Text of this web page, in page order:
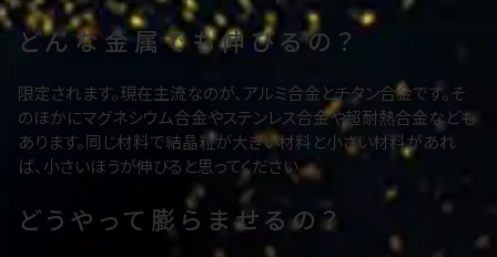
どんな金属でも伸びるの？
限定されます。現在主流なのが、アルミ合金とチタン合金です。そ
のほかにマグネシウム合金やステンレス合金や超耐熱合金なども
あります。同じ材料で結晶粒が大きい材料と小さい材料があれ
ば、小さいほうが伸びると思ってください。
どうやって膨らませるの？